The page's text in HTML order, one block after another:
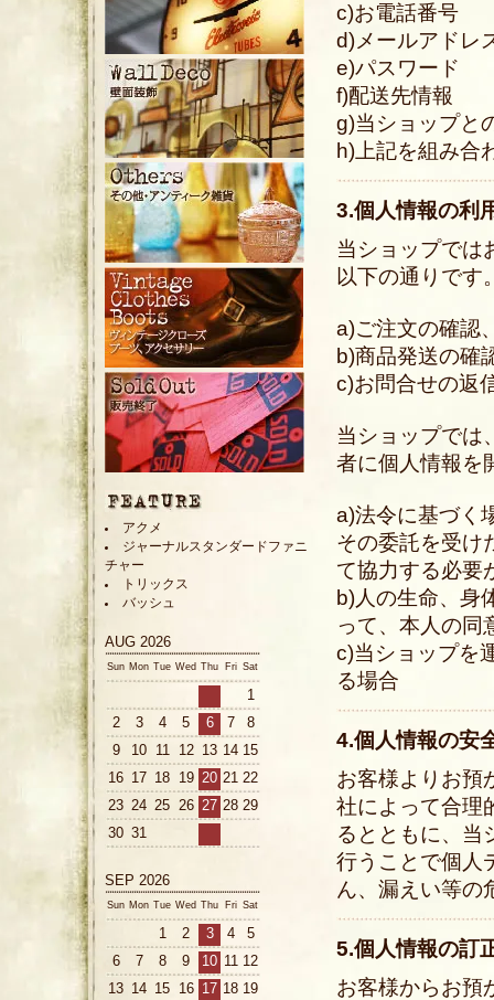
c)お電話番号
d)メールアドレ
e)パスワード
f)配送先情報
g)当ショップと
h)上記を組み合
3.個人情報の利
当ショップでは
以下の通りです
a)ご注文の確認
b)商品発送の確
c)お問合せの返
当ショップでは
者に個人情報を
a)法令に基づく
その委託を受け
て協力する必要
b)人の生命、身
って、本人の同
c)当ショップを
る場合
4.個人情報の安
お客様よりお預
社によって合理
るとともに、当
行うことで個人
ん、漏えい等の
5.個人情報の訂
お客様からお預
アクメ
ジャーナルスタンダードファニ
チャー
トリックス
バッシュ
AUG 2026
Sun Mon Tue Wed Thu Fri Sat
1
2
3 4 5 6 7
8
9
10 11 12 13 14 15
16 17 18 19 20 21 22
23 24 25 26 27 28 29
30 31
SEP 2026
Sun Mon Tue Wed Thu Fri Sat
1 2 3 4
5
6
7 8 9 10 11 12
13 14 15 16 17 18 19